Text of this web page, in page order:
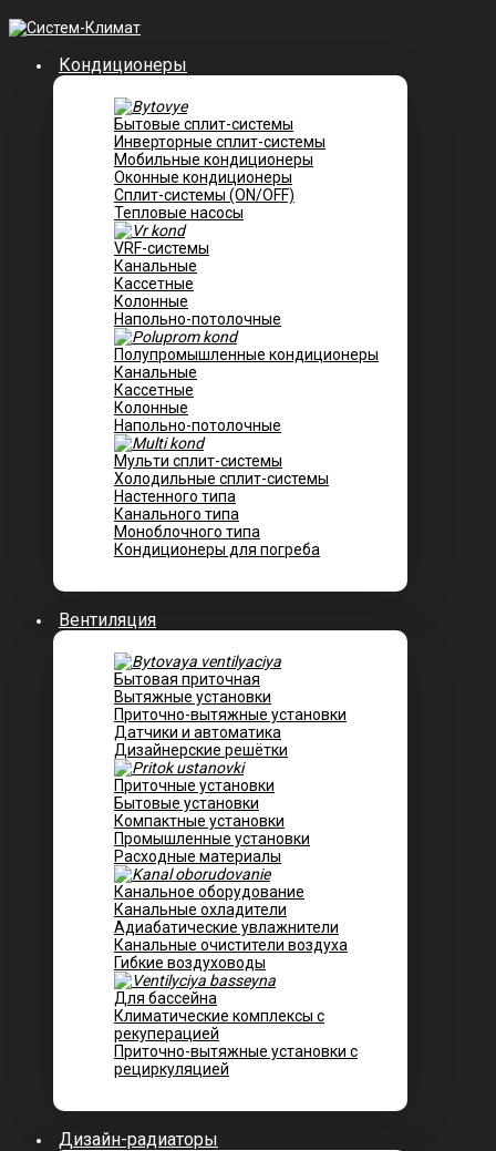
Кондиционеры
Бытовые сплит-системы
Инверторные сплит-системы
Мобильные кондиционеры
Оконные кондиционеры
Сплит-системы (ON/OFF)
Тепловые насосы
VRF-системы
Канальные
Касcетные
Колонные
Напольно-потолочные
Полупромышленные кондиционеры
Канальные
Кассетные
Колонные
Напольно-потолочные
Мульти сплит-системы
Холодильные сплит-системы
Настенного типа
Канального типа
Моноблочного типа
Кондиционеры для погреба
Вентиляция
Бытовая приточная
Вытяжные установки
Приточно-вытяжные установки
Датчики и автоматика
Дизайнерские решётки
Приточные установки
Бытовые установки
Компактные установки
Промышленные установки
Расходные материалы
Канальное оборудование
Канальные охладители
Адиабатические увлажнители
Канальные очистители воздуха
Гибкие воздуховоды
Для бассейна
Климатические комплексы с
рекуперацией
Приточно-вытяжные установки с
рециркуляцией
Дизайн-радиаторы